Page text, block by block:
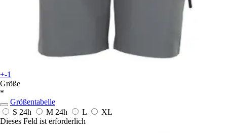
+-1
Größe
*
Größentabelle
S 24h M 24h L
XL
Dieses Feld ist erforderlich